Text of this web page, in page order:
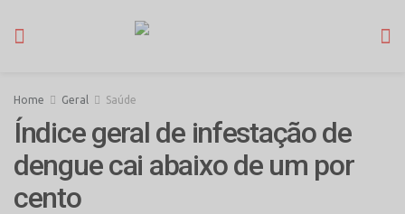
Home Geral Saúde
Índice geral de infestação de
dengue cai abaixo de um por
cento